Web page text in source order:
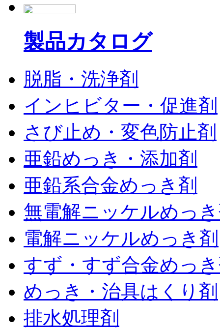
製品カタログ
脱脂・洗浄剤
インヒビター・促進剤
さび止め・変色防止剤
亜鉛めっき・添加剤
亜鉛系合金めっき剤
無電解ニッケルめっ
電解ニッケルめっき剤
すず・すず合金めっ
めっき・治具はくり剤
排水処理剤